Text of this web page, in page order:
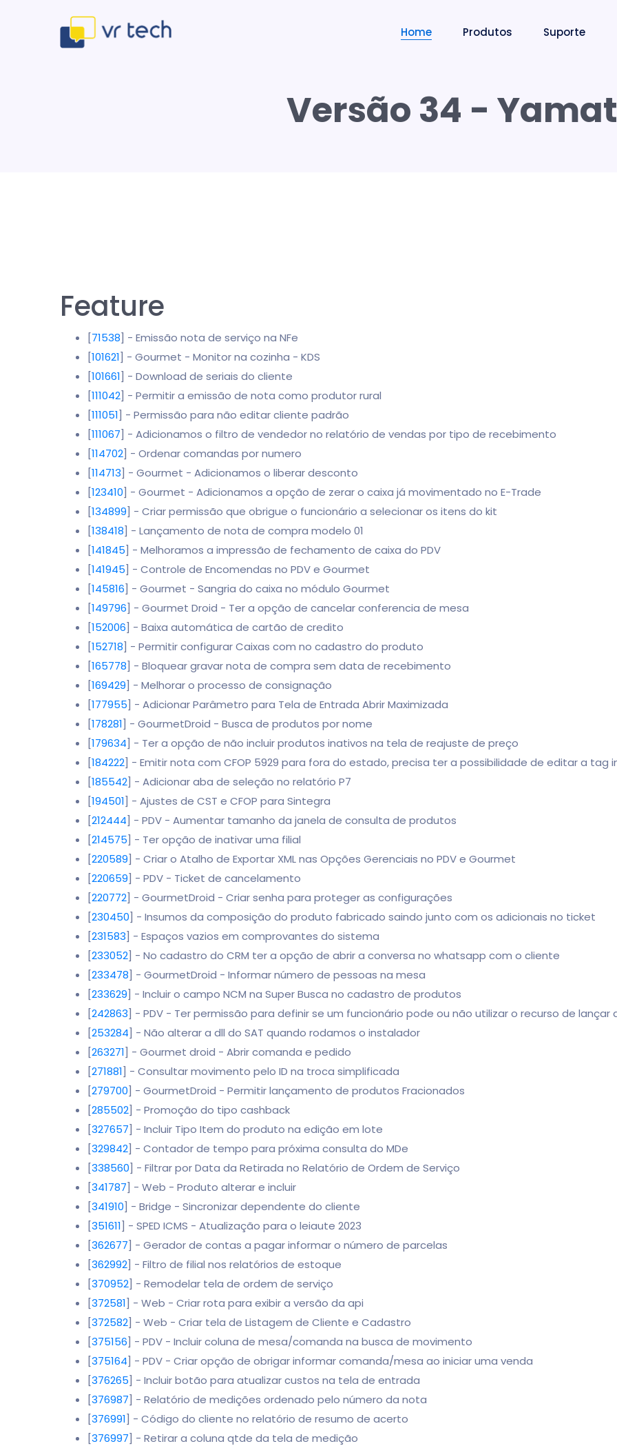
Home Produtos Suporte
Versão 34 -
Feature
[71538] - Emissão nota de serviço na NFe
[101621] - Gourmet - Monitor na cozinha - KDS
[101661] - Download de seriais do cliente
[111042] - Permitir a emissão de nota como produtor rural
[111051] - Permissão para não editar cliente padrão
[111067] - Adicionamos o filtro de vendedor no relatório de vendas por tipo de recebimento
[114702] - Ordenar comandas por numero
[114713] - Gourmet - Adicionamos o liberar desconto
[123410] - Gourmet - Adicionamos a opção de zerar o caixa já movimentado no E-Trade
[134899] - Criar permissão que obrigue o funcionário a selecionar os itens do kit
[138418] - Lançamento de nota de compra modelo 01
[141845] - Melhoramos a impressão de fechamento de caixa do PDV
[141945] - Controle de Encomendas no PDV e Gourmet
[145816] - Gourmet - Sangria do caixa no módulo Gourmet
[149796] - Gourmet Droid - Ter a opção de cancelar conferencia de mesa
[152006] - Baixa automática de cartão de credito
[152718] - Permitir configurar Caixas com no cadastro do produto
[165778] - Bloquear gravar nota de compra sem data de recebimento
[169429] - Melhorar o processo de consignação
[177955] - Adicionar Parâmetro para Tela de Entrada Abrir Maximizada
[178281] - GourmetDroid - Busca de produtos por nome
[179634] - Ter a opção de não incluir produtos inativos na tela de reajuste de preço
[184222] - Emitir nota com CFOP 5929 para fora do estado, precisa ter a possibilidade de editar a tag
[185542] - Adicionar aba de seleção no relatório P7
[194501] - Ajustes de CST e CFOP para Sintegra
[212444] - PDV - Aumentar tamanho da janela de consulta de produtos
[214575] - Ter opção de inativar uma filial
[220589] - Criar o Atalho de Exportar XML nas Opções Gerenciais no PDV e Gourmet
[220659] - PDV - Ticket de cancelamento
[220772] - GourmetDroid - Criar senha para proteger as configurações
[230450] - Insumos da composição do produto fabricado saindo junto com os adicionais no ticket
[231583] - Espaços vazios em comprovantes do sistema
[233052] - No cadastro do CRM ter a opção de abrir a conversa no whatsapp com o cliente
[233478] - GourmetDroid - Informar número de pessoas na mesa
[233629] - Incluir o campo NCM na Super Busca no cadastro de produtos
[242863] - PDV - Ter permissão para definir se um funcionário pode ou não utilizar o recurso de
[253284] - Não alterar a dll do SAT quando rodamos o instalador
[263271] - Gourmet droid - Abrir comanda e pedido
[271881] - Consultar movimento pelo ID na troca simplificada
[279700] - GourmetDroid - Permitir lançamento de produtos Fracionados
[285502] - Promoção do tipo cashback
[327657] - Incluir Tipo Item do produto na edição em lote
[329842] - Contador de tempo para próxima consulta do MDe
[338560] - Filtrar por Data da Retirada no Relatório de Ordem de Serviço
[341787] - Web - Produto alterar e incluir
[341910] - Bridge - Sincronizar dependente do cliente
[351611] - SPED ICMS - Atualização para o leiaute 2023
[362677] - Gerador de contas a pagar informar o número de parcelas
[362992] - Filtro de filial nos relatórios de estoque
[370952] - Remodelar tela de ordem de serviço
[372581] - Web - Criar rota para exibir a versão da api
[372582] - Web - Criar tela de Listagem de Cliente e Cadastro
[375156] - PDV - Incluir coluna de mesa/comanda na busca de movimento
[375164] - PDV - Criar opção de obrigar informar comanda/mesa ao iniciar uma venda
[376265] - Incluir botão para atualizar custos na tela de entrada
[376987] - Relatório de medições ordenado pelo número da nota
[376991] - Código do cliente no relatório de resumo de acerto
[376997] - Retirar a coluna qtde da tela de medição